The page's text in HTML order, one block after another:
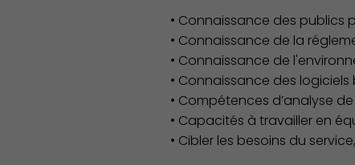
Famille
• Connaissance des publics
• Connaissance de la
• Connaissance de
• Connaissance des
• Compétences d’analyse
• Capacités à travailler en
• Cibler les besoins du